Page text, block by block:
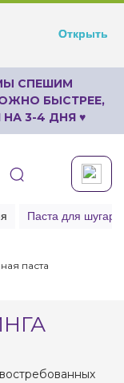
Открыть
СПЕШИМ
БЫСТРЕЕ,
3-4 ДНЯ ♥
Паста для
паста
Открыть